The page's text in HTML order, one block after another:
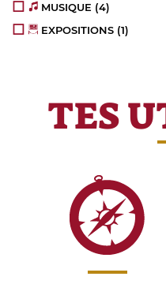
MUSIQUE (4)
EXPOSITIONS (1)
TES